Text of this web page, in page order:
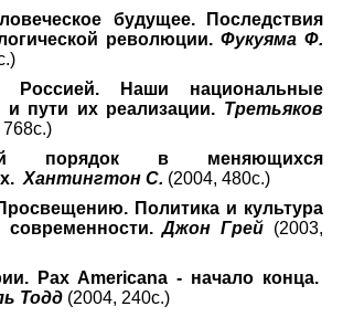
будущее. Последствия
революции. Фукуяма Ф.
Россией. Наши национальные
и пути их реализации. Третьяков
порядок в меняющихся
Хантингтон С. (2004, 480с.)
Политика и культура
современности.Джон Грей (2003,
Pax Americana - начало конца.
Тодд (2004, 240с.)